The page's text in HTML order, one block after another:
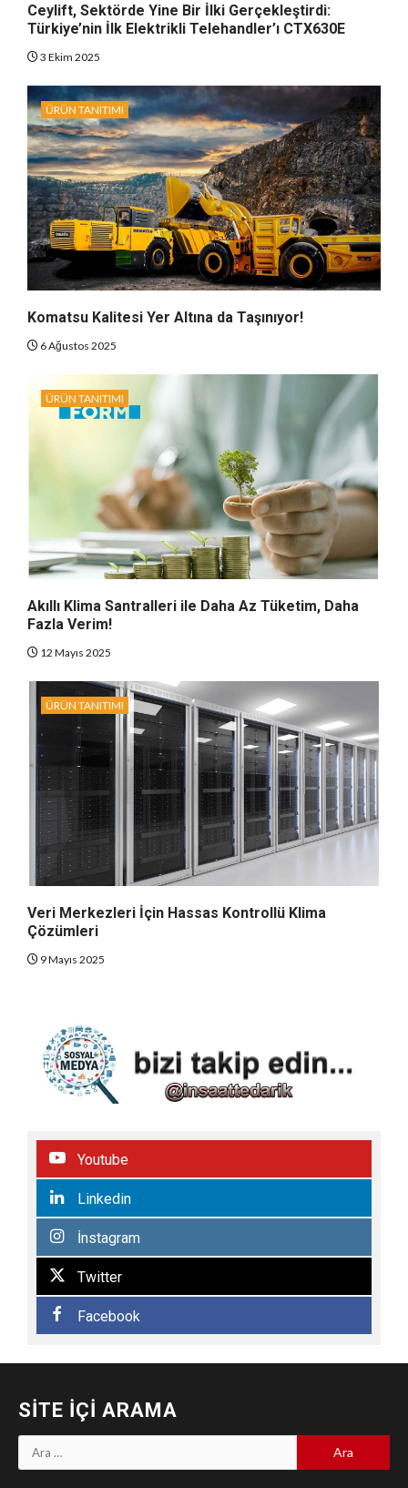
Ceylift, Sektörde Yine Bir İlki Gerçekleştirdi:
Türkiye’nin İlk Elektrikli Telehandler’ı CTX630E
3 Ekim 2025
ÜRÜN TANITIMI
Komatsu Kalitesi Yer Altına da Taşınıyor!
6 Ağustos 2025
ÜRÜN TANITIMI
Akıllı Klima Santralleri ile Daha Az Tüketim, Daha
Fazla Verim!
12 Mayıs 2025
ÜRÜN TANITIMI
Veri Merkezleri İçin Hassas Kontrollü Klima
Çözümleri
9 Mayıs 2025
Youtube
Linkedin
İnstagram
Twitter
Facebook
SITE İÇI ARAMA
Arama: